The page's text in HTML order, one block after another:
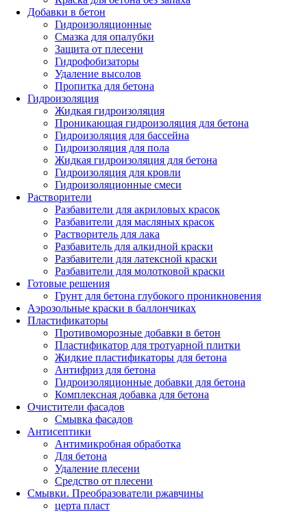
Добавки в бетон
Гидроизоляционные
Смазка для опалубки
Защита от плесени
Гидрофобизаторы
Удаление высолов
Пропитка для бетона
Гидроизоляция
Жидкая гидроизоляция
Проникающая гидроизоляция для бетона
Гидроизоляция для бассейна
Гидроизоляция для пола
Жидкая гидроизоляция для бетона
Гидроизоляция для кровли
Гидроизоляционные смеси
Растворители
Разбавители для акриловых красок
Разбавители для масляных красок
Растворитель для лака
Разбавитель для алкидной краски
Разбавители для латексной краски
Разбавители для молотковой краски
Готовые решения
Грунт для бетона глубокого проникновения
Аэрозольные краски в баллончиках
Пластификаторы
Противоморозные добавки в бетон
Пластификатор для тротуарной плитки
Жидкие пластификаторы для бетона
Антифриз для бетона
Гидроизоляционные добавки для бетона
Комплексная добавка для бетона
Очистители фасадов
Смывка фасадов
Антисептики
Антимикробная обработка
Для бетона
Удаление плесени
Средство от плесени
Смывки. Преобразователи ржавчины
церта пласт